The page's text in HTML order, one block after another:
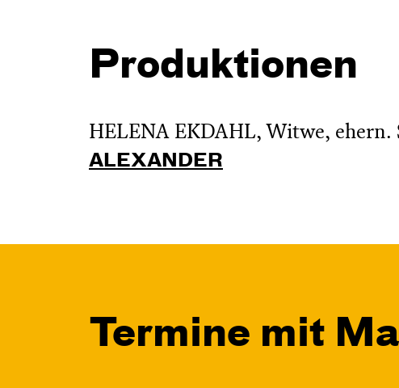
Produktionen
HELENA EKDAHL, Witwe, ehern.
ALEXANDER
Termine mit